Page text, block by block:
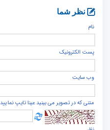
نظر شما
نام
پست الكترونيک
وب سایت
متنی که در تصویر می بینید عینا تایپ نمایید